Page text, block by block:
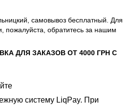
самовывоз бесплатный. Для
пожалуйста, обратитесь за нашим
ДЛЯ ЗАКАЗОВ ОТ 4000 ГРН С
систему LiqPay. При